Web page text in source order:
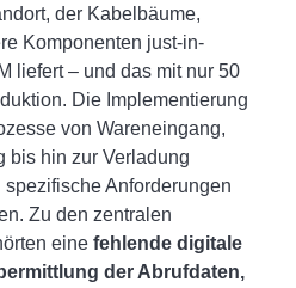
der Kabelbäume,
Komponenten just-in-
liefert – und das mit nur 50
Die Implementierung
von Wareneingang,
bis hin zur Verladung
Anforderungen
Zu den zentralen
eine fehlende digitale
der Abrufdaten,